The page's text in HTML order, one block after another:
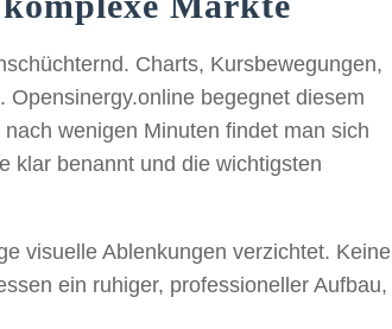
Charts, Kursbewegungen,
begegnet diesem
wenigen Minuten findet man sich
klar benannt und die wichtigsten
visuelle Ablenkungen verzichtet. Keine
ein ruhiger, professioneller Aufbau,